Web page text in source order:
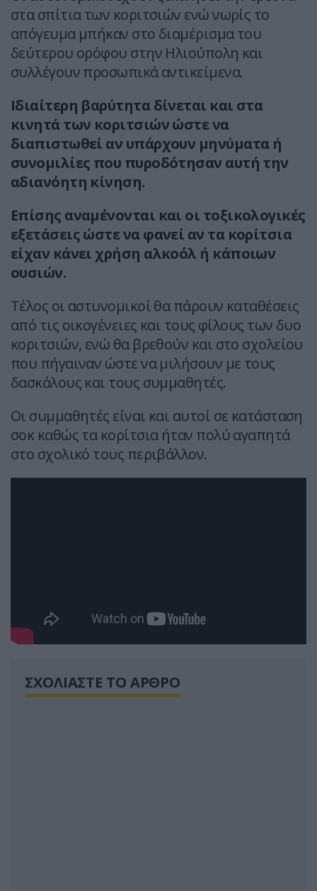
στα σπίτια των κοριτσιών ενώ νωρίς το
απόγευμα μπήκαν στο διαμέρισμα του
δεύτερου ορόφου στην Ηλιούπολη και
συλλέγουν προσωπικά αντικείμενα.
Ιδιαίτερη βαρύτητα δίνεται και στα
κινητά των κοριτσιών ώστε να
διαπιστωθεί αν υπάρχουν μηνύματα ή
συνομιλίες που πυροδότησαν αυτή την
αδιανόητη κίνηση.
Επίσης αναμένονται και οι τοξικολογικές
εξετάσεις ώστε να φανεί αν τα κορίτσια
είχαν κάνει χρήση αλκοόλ ή κάποιων
ουσιών.
Τέλος οι αστυνομικοί θα πάρουν καταθέσεις
από τις οικογένειες και τους φίλους των δυο
κοριτσιών, ενώ θα βρεθούν και στο σχολείου
που πήγαιναν ώστε να μιλήσουν με τους
δασκάλους και τους συμμαθητές.
Οι συμμαθητές είναι και αυτοί σε κατάσταση
σοκ καθώς τα κορίτσια ήταν πολύ αγαπητά
στο σχολικό τους περιβάλλον.
ΣΧΟΛΙΑΣΤΕ ΤΟ ΑΡΘΡΟ